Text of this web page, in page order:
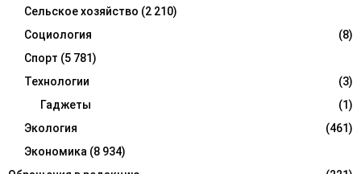
Сельское хозяйство (2 210)
Социология
(8)
Спорт (5 781)
Технологии
(3)
Гаджеты
(1)
Экология
(461)
Экономика (8 934)